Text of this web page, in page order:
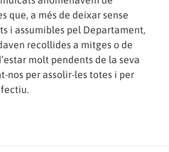
que, a més de deixar sense
i assumibles pel Departament,
recollides a mitges o de
molt pendents de la seva
nos per assolir-les totes i per